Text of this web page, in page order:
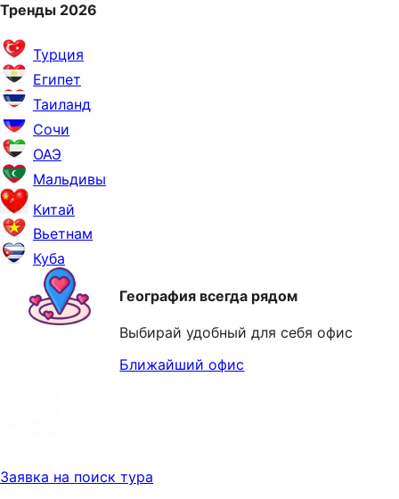
Тренды 2026
Турция
Египет
Таиланд
Сочи
ОАЭ
Мальдивы
Китай
Вьетнам
Куба
География всегда рядом
Выбирай удобный для себя офис
Ближайший офис
Заявка на поиск тура